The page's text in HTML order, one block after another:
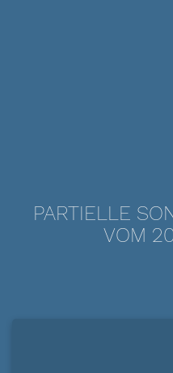
PARTIELLE
VOM